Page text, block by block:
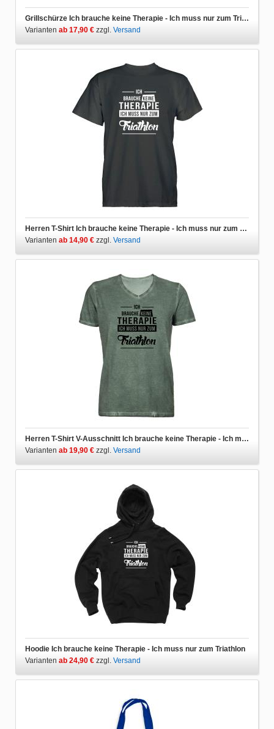
Grillschürze Ich brauche keine Therapie - Ich muss nur zum Triathlon
Varianten ab 17,90 € zzgl. Versand
Herren T-Shirt Ich brauche keine Therapie - Ich muss nur zum Triathlon
Varianten ab 14,90 € zzgl. Versand
Herren T-Shirt V-Ausschnitt Ich brauche keine Therapie - Ich muss nur zum Triathlon
Varianten ab 19,90 € zzgl. Versand
Hoodie Ich brauche keine Therapie - Ich muss nur zum Triathlon
Varianten ab 24,90 € zzgl. Versand